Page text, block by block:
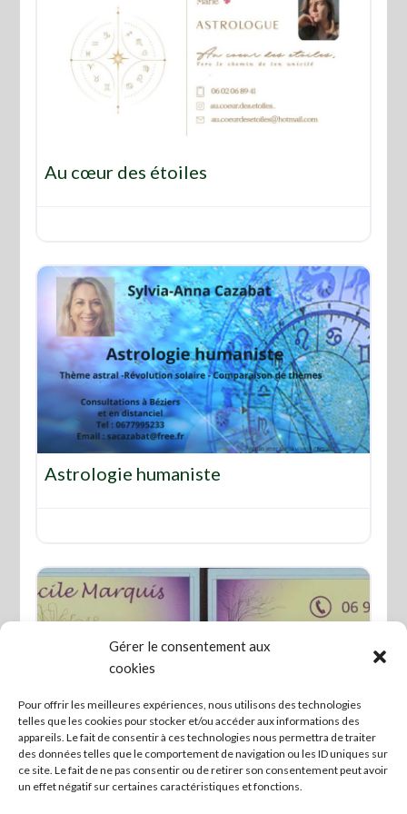
Gérer le consentement aux
cookies
Pour offrir les meilleures expériences, nous utilisons des technologies
telles que les cookies pour stocker et/ou accéder aux informations des
appareils. Le fait de consentir à ces technologies nous permettra de traiter
des données telles que le comportement de navigation ou les ID uniques sur
ce site. Le fait de ne pas consentir ou de retirer son consentement peut avoir
un effet négatif sur certaines caractéristiques et fonctions.
Au cœur des étoiles
Astrologie humaniste
Astrologie